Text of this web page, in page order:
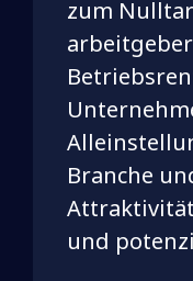
zum
Branche
und